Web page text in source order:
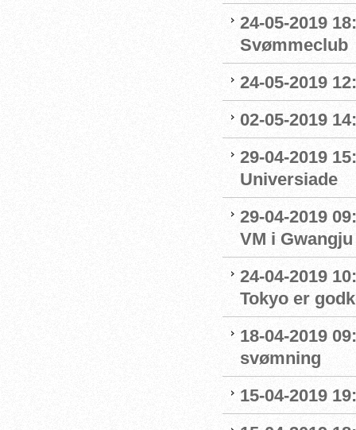
24-05-2019
Svømmeclub
24-05-2019
02-05-2019
29-04-2019
Universiade
29-04-2019
VM i Gwangju
24-04-2019
Tokyo er
18-04-2019
svømning
15-04-2019